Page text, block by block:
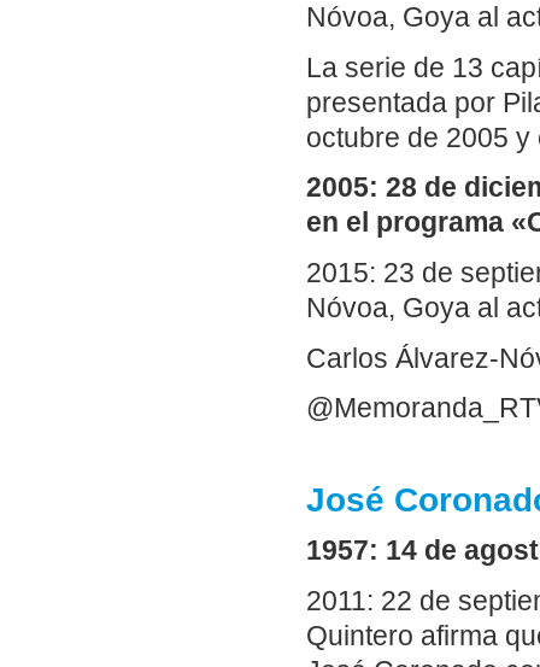
Nóvoa, Goya al
La serie de 13
presentada por
octubre de 2005
2005: 28 de
en el programa
2015: 23 de
Nóvoa, Goya al
Carlos Álvarez-
José
1957: 14 de
2011: 22 de
Quintero afirma